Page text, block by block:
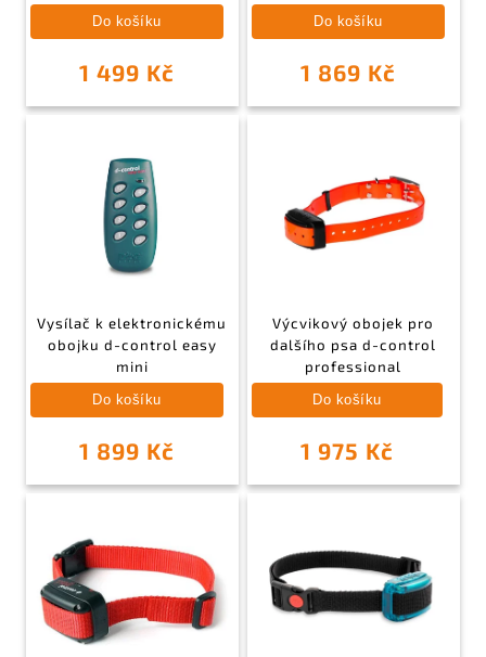
1 499 Kč
Do košíku
1 869 Kč
Do košíku
Vysílač k elektronickému
obojku d-control easy
mini
1 899 Kč
Do košíku
Výcvikový obojek pro
dalšího psa d-control
professional
1 975 Kč
Do košíku